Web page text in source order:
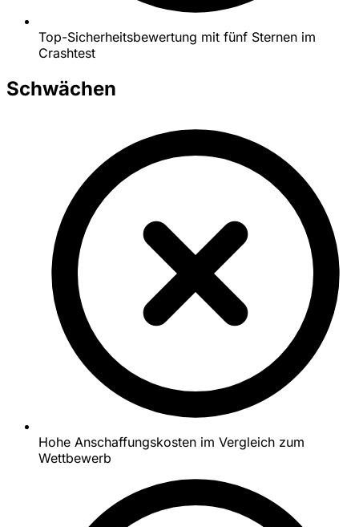
Top-Sicherheitsbewertung mit fünf Sternen im
Crashtest
Schwächen
Hohe Anschaffungskosten im Vergleich zum
Wettbewerb